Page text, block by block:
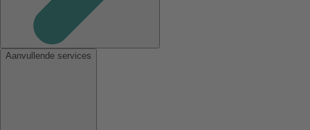
Aanvullende services